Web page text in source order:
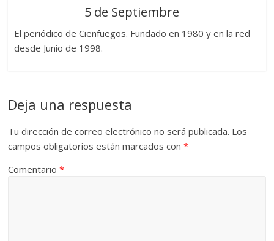
5 de Septiembre
El periódico de Cienfuegos. Fundado en 1980 y en la red
desde Junio de 1998.
Deja una respuesta
Tu dirección de correo electrónico no será publicada. Los
campos obligatorios están marcados con*
Comentario*